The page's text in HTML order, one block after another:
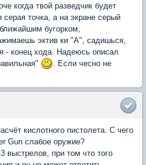
когда твой разведчик будет
серая точка, а на экране серый
бугорком,
эктив ки "А", садишься,
- конец хода. Надеюсь описал
. Если чесно не
кислотного пистолета. С чего
Gun слабое оружие?
выстрелов, при том что того